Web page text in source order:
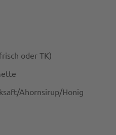
oder TK)
Ahornsirup/Honig